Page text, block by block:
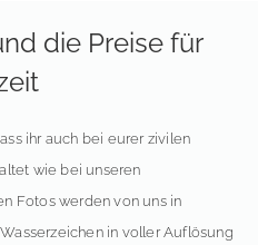
die Preise für
ihr auch bei eurer zivilen
wie bei unseren
Fotos werden von uns in
in voller Auflösung